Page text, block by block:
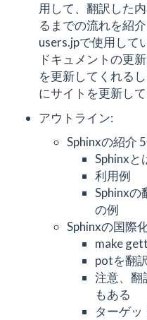
用して、翻訳した
るまでの流れを紹
users.jpで使用して
ドキュメントの更
を更新してくれる
にサイトを更新し
アウトライン:
Sphinxの紹介
Sphinxと
利用例
Sphinxの
の例
Sphinxの国際
make
potを翻
注意、翻
もある
ターゲ